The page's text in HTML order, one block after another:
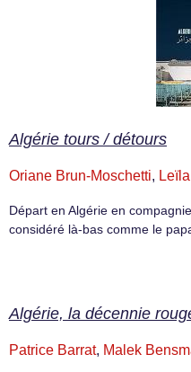
Algérie tours / détours
Oriane Brun-Moschetti,
Départ en Algérie en
considéré là-bas comme le
Algérie, la décennie
Patrice Barrat, Malek